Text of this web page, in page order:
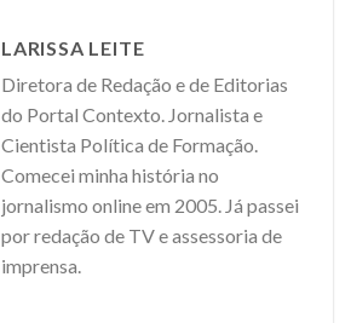
LARISSA LEITE
Diretora de Redação e de Editorias
do Portal Contexto. Jornalista e
Cientista Política de Formação.
Comecei minha história no
jornalismo online em 2005. Já passei
por redação de TV e assessoria de
imprensa.